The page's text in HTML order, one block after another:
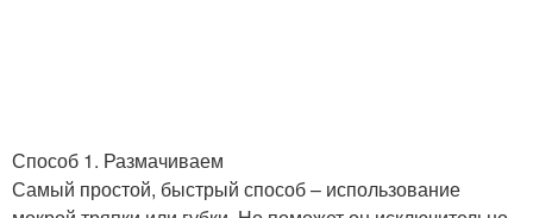
Способ 1. Размачиваем
Самый простой, быстрый способ – использование